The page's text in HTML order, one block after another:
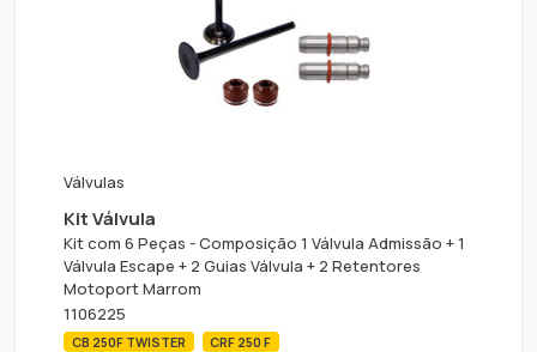
Válvulas
Kit Válvula
Kit com 6 Peças - Composição 1 Válvula Admissão + 1
Válvula Escape + 2 Guias Válvula + 2 Retentores
Motoport Marrom
1106225
CB 250F TWISTER CRF 250 F